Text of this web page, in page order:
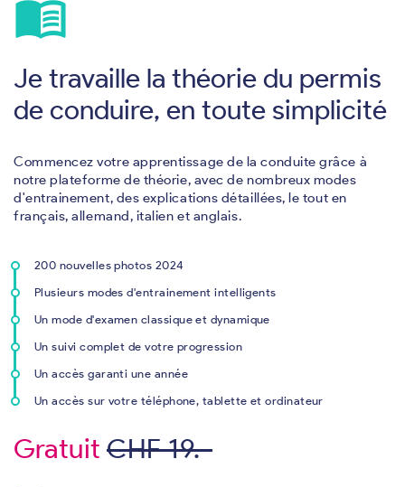
menu_book
Je travaille la théorie du permis
de conduire, en toute simplicité
Commencez votre apprentissage de la conduite grâce à
notre plateforme de théorie, avec de nombreux modes
d'entrainement, des explications détaillées, le tout en
français, allemand, italien et anglais.
200 nouvelles photos 2024
Plusieurs modes d'entrainement intelligents
Un mode d'examen classique et dynamique
Un suivi complet de votre progression
Un accès garanti une année
Un accès sur votre téléphone, tablette et ordinateur
Gratuit CHF 19.-